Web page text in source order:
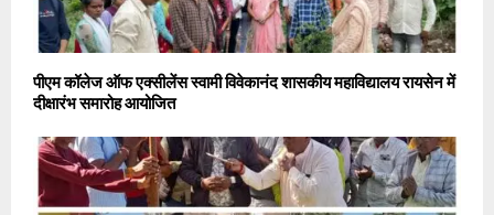
पीएम कॉलेज ऑफ एक्सीलेंस स्वामी विवेकानंद शासकीय महाविद्यालय रायसेन में
दीक्षारंभ समारोह आयोजित